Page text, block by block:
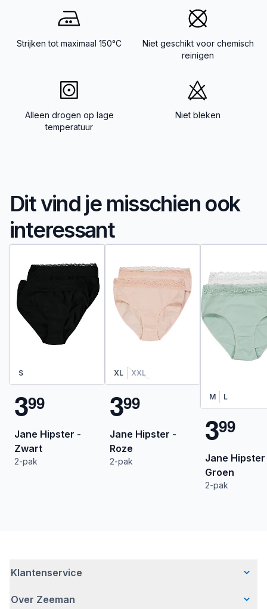
Strijken tot maximaal 150°C
Niet geschikt voor chemisch
reinigen
Alleen drogen op lage
temperatuur
Niet bleken
Dit vind je misschien ook
interessant
S
399
Jane Hipster -
Zwart
2-pak
XL XXL
399
Jane Hipster -
Roze
2-pak
M L
399
Jane
Groen
2-pak
Klantenservice
Veelgestelde vragen
Over Zeeman